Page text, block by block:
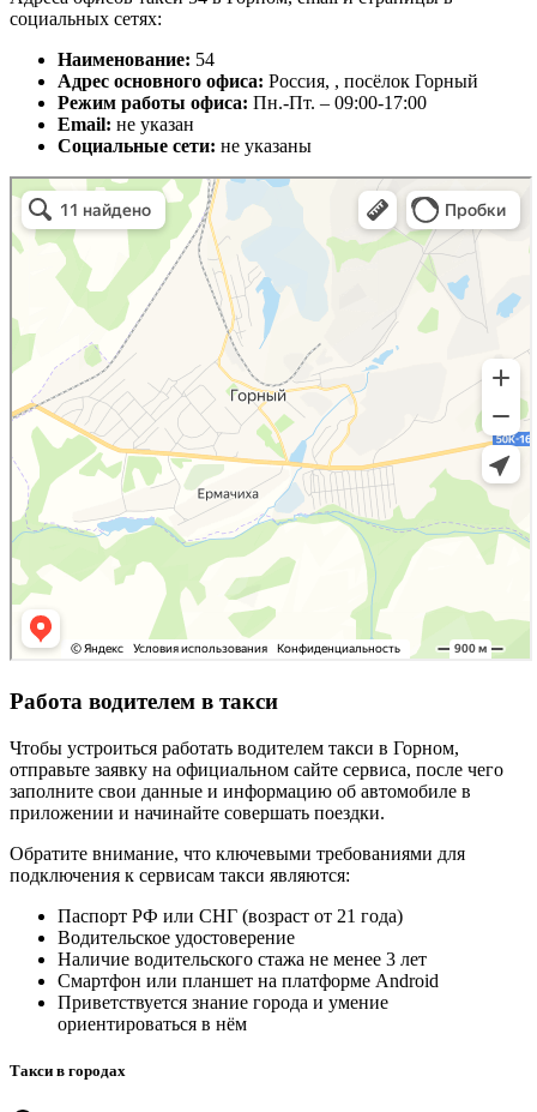
социальных сетях:
Наименование: 54
Адрес основного офиса: Россия, , посёлок Горный
Режим работы офиса: Пн.-Пт. – 09:00-17:00
Email: не указан
Социальные сети: не указаны
Работа водителем в такси
Чтобы устроиться работать водителем такси в Горном,
отправьте заявку на официальном сайте сервиса, после чего
заполните свои данные и информацию об автомобиле в
приложении и начинайте совершать поездки.
Обратите внимание, что ключевыми требованиями для
подключения к сервисам такси являются:
Паспорт РФ или СНГ (возраст от 21 года)
Водительское удостоверение
Наличие водительского стажа не менее 3 лет
Смартфон или планшет на платформе Android
Приветствуется знание города и умение
ориентироваться в нём
Такси в городах